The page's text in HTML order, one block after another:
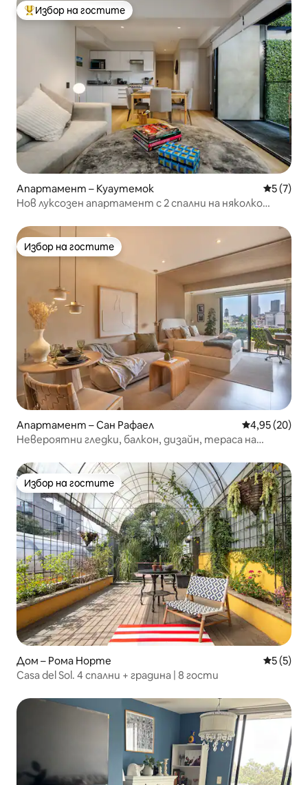
Най-популярен избор на гостите
Избор на гостите
Апартамент – Куаутемок Средна
5 (7)
Нов луксозен апартамент с 2 спални на няколко
Избор на гостите
Избор на гостите
Апартамент – Сан Рафаел Средна
4,95 (20)
Невероятни гледки, балкон, дизайн, тераса на
Избор на гостите
Избор на гостите
Дом – Рома Норте Средна
5 (5)
Casa del Sol. 4 спални + градина | 8 гости